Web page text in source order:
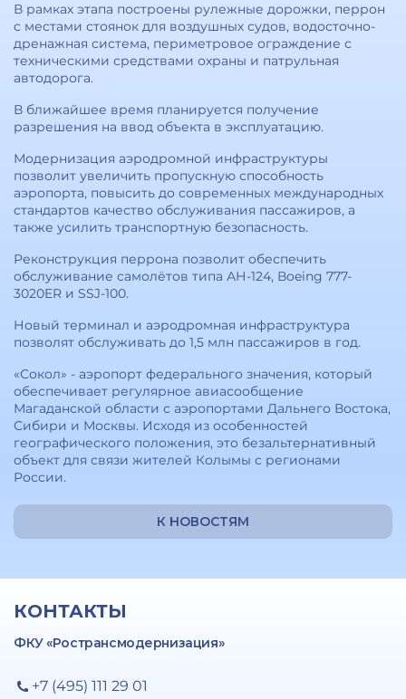
В рамках этапа построены рулежные дорожки, перрон
с местами стоянок для воздушных судов, водосточно-
дренажная система, периметровое ограждение с
техническими средствами охраны и патрульная
автодорога.
В ближайшее время планируется получение
разрешения на ввод объекта в эксплуатацию.
Модернизация аэродромной инфраструктуры
позволит увеличить пропускную способность
аэропорта, повысить до современных международных
стандартов качество обслуживания пассажиров, а
также усилить транспортную безопасность.
Реконструкция перрона позволит обеспечить
обслуживание самолётов типа АН-124, Вoeing 777-
3020ER и SSJ-100.
Новый терминал и аэродромная инфраструктура
позволят обслуживать до 1,5 млн пассажиров в год.
«Сокол» - аэропорт федерального значения, который
обеспечивает регулярное авиасообщение
Магаданской области с аэропортами Дальнего Востока,
Сибири и Москвы. Исходя из особенностей
географического положения, это безальтернативный
объект для связи жителей Колымы с регионами
России.
К НОВОСТЯМ
КОНТАКТЫ
ФКУ «Ространсмодернизация»
+7 (495) 111 29 01